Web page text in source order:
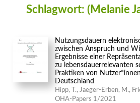
Schlagwort: (Melanie
Nutzungsdauern
zwischen Anspruch und
Ergebnisse einer
zu lebensdauerrelevanten
Praktiken von
Deutschland
Hipp, T., Jaeger-Erben, M.,
OHA-Papers 1/2021